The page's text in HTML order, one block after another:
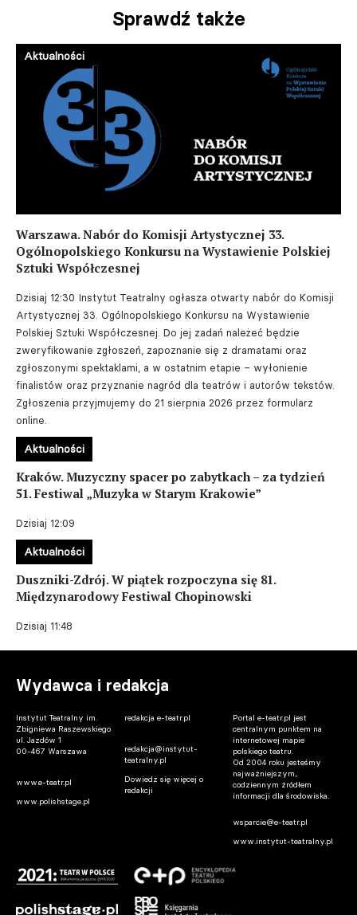
Sprawdź także
Warszawa. Nabór do Komisji Artystycznej 33.
Ogólnopolskiego Konkursu na Wystawienie Polskiej
Sztuki Współczesnej
Dzisiaj 12:30 Instytut Teatralny ogłasza otwarty nabór do Komisji
Artystycznej 33. Ogólnopolskiego Konkursu na Wystawienie
Polskiej Sztuki Współczesnej. Do jej zadań należeć będzie
zweryfikowanie zgłoszeń, zapoznanie się z dramatami oraz
zgłoszonymi spektaklami, a w ostatnim etapie – wyłonienie
finalistów oraz przyznanie nagród dla teatrów i autorów tekstów.
Zgłoszenia przyjmujemy do 21 sierpnia 2026 przez formularz
online.
Aktualności
Kraków. Muzyczny spacer po zabytkach – za tydzień
51. Festiwal „Muzyka w Starym Krakowie”
Dzisiaj 12:09
Aktualności
Duszniki-Zdrój. W piątek rozpoczyna się 81.
Międzynarodowy Festiwal Chopinowski
Dzisiaj 11:48
Aktualności
Wydawca i redakcja
Instytut Teatralny im.
Zbigniewa Raszewskiego
ul. Jazdów 1
00-467 Warszawa
www.e-teatr.pl
www.polishstage.pl
redakcja e-teatr.pl
redakcja@instytut-
teatralny.pl
Dowiedz się więcej o
redakcji
Portal e-teatr.pl jest
centralnym punktem na
internetowej mapie
polskiego teatru.
Od 2004 roku jesteśmy
najważniejszym,
codziennym źródłem
informacji dla środowiska.
wsparcie@e-teatr.pl
www.instytut-teatralny.pl